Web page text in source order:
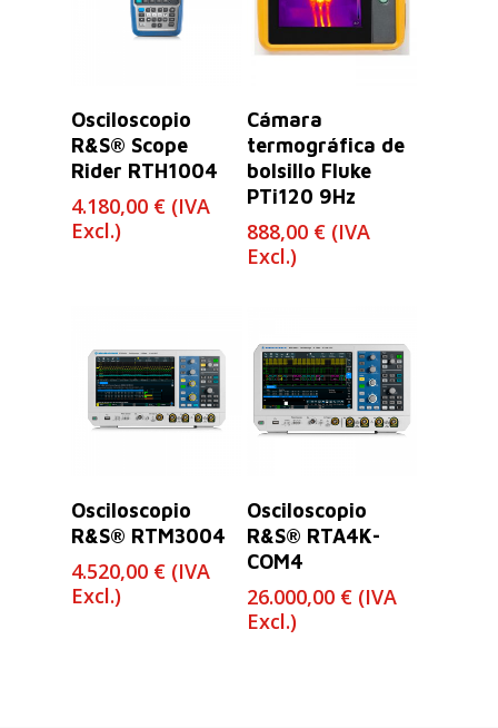
Osciloscopio
R&S® Scope
Rider RTH1004
4.180,00 € (IVA
Excl.)
Cámara
termográfica de
bolsillo Fluke
PTi120 9Hz
888,00 € (IVA
Excl.)
Leer Más
Osciloscopio
R&S® RTM3004
4.520,00 € (IVA
Excl.)
Leer Más
Osciloscopio
R&S® RTA4K-
COM4
26.000,00 € (IVA
Excl.)